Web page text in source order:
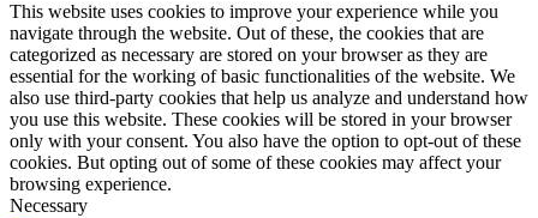
This website uses cookies to improve your experience while you
navigate through the website. Out of these, the cookies that are
categorized as necessary are stored on your browser as they are
essential for the working of basic functionalities of the website. We
also use third-party cookies that help us analyze and understand how
you use this website. These cookies will be stored in your browser
only with your consent. You also have the option to opt-out of these
cookies. But opting out of some of these cookies may affect your
browsing experience.
Necessary